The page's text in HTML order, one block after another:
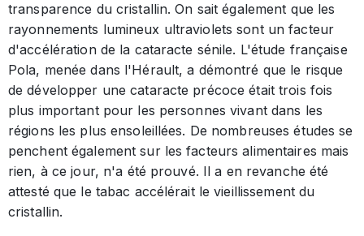
transparence du cristallin. On sait également que les
rayonnements lumineux ultraviolets sont un facteur
d'accélération de la cataracte sénile. L'étude française
Pola, menée dans l'Hérault, a démontré que le risque
de développer une cataracte précoce était trois fois
plus important pour les personnes vivant dans les
régions les plus ensoleillées. De nombreuses études se
penchent également sur les facteurs alimentaires mais
rien, à ce jour, n'a été prouvé. Il a en revanche été
attesté que le tabac accélérait le vieillissement du
cristallin.